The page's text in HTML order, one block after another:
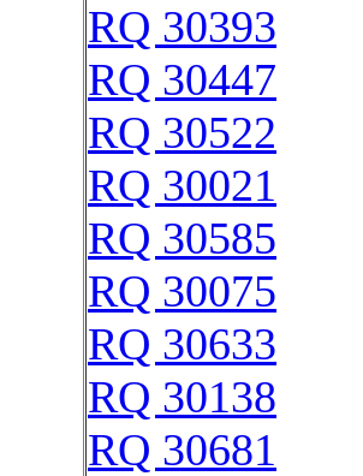
RQ 30393
RQ 30447
RQ 30522
RQ 30021
RQ 30585
RQ 30075
RQ 30633
RQ 30138
RQ 30681